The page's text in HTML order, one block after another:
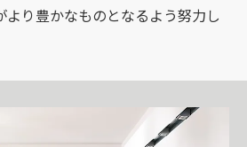
より豊かなものとなるよう努力し